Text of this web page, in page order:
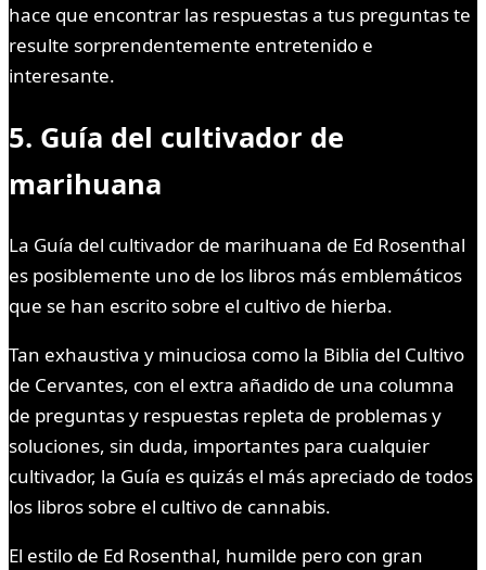
hace que encontrar las respuestas a tus preguntas te
resulte sorprendentemente entretenido e
interesante.
5. Guía del cultivador de
marihuana
La Guía del cultivador de marihuana de Ed Rosenthal
es posiblemente uno de los libros más emblemáticos
que se han escrito sobre el cultivo de hierba.
Tan exhaustiva y minuciosa como la Biblia del Cultivo
de Cervantes, con el extra añadido de una columna
de preguntas y respuestas repleta de problemas y
soluciones, sin duda, importantes para cualquier
cultivador, la Guía es quizás el más apreciado de todos
los libros sobre el cultivo de cannabis.
El estilo de Ed Rosenthal, humilde pero con gran